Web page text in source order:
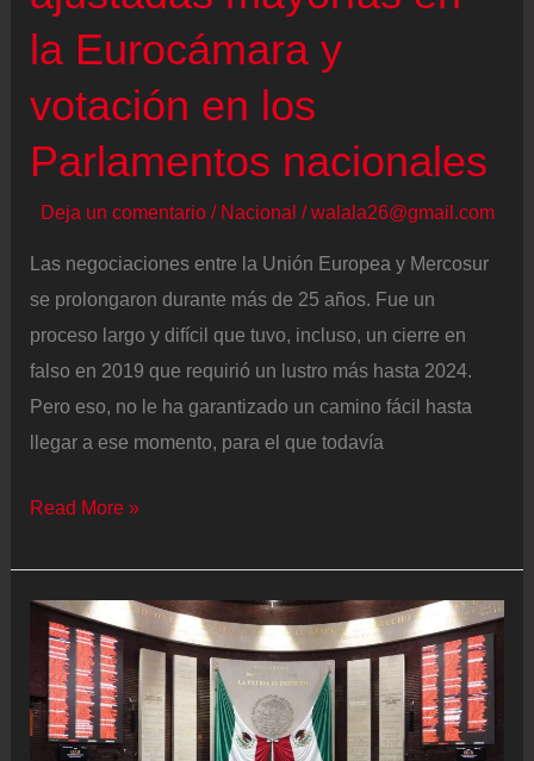
la Eurocámara y
votación en los
Parlamentos nacionales
Deja un comentario / Nacional /walala26@gmail.com
Las negociaciones entre la Unión Europea y Mercosur
se prolongaron durante más de 25 años. Fue un
proceso largo y difícil que tuvo, incluso, un cierre en
falso en 2019 que requirió un lustro más hasta 2024.
Pero eso, no le ha garantizado un camino fácil hasta
llegar a ese momento, para el que todavía
Los
que
quedan
por
delante
en
Read More »